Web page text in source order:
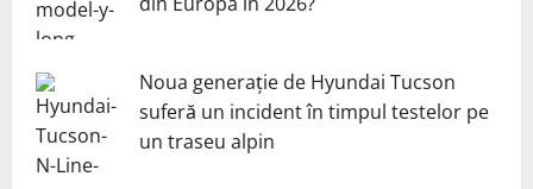
Noua generație de Hyundai Tucson
suferă un incident în timpul testelor pe
un traseu alpin